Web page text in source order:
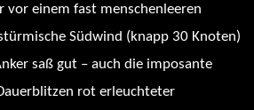
vor einem fast menschenleeren
Südwind (knapp 30 Knoten)
saß gut – auch die imposante
rot erleuchteter